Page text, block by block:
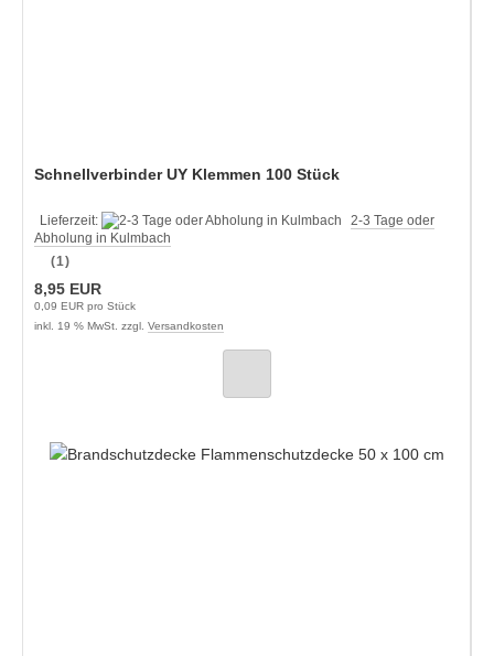
Schnellverbinder UY Klemmen 100 Stück
Lieferzeit:
2-3 Tage oder
Abholung in Kulmbach
(1)
8,95 EUR
0,09 EUR pro Stück
inkl. 19 % MwSt. zzgl. Versandkosten